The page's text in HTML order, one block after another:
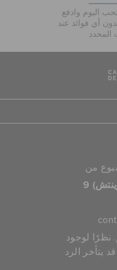
اليوم وادفع
بدون أي فوائد عند
المحدد
نظرًا لوجود
يتأخر الرد